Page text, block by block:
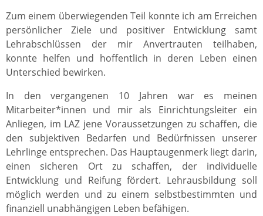
Zum einem überwiegenden Teil konnte ich am Erreichen
persönlicher Ziele und positiver Entwicklung samt
Lehrabschlüssen der mir Anvertrauten teilhaben,
konnte helfen und hoffentlich in deren Leben einen
Unterschied bewirken.
In den vergangenen 10 Jahren war es meinen
Mitarbeiter*innen und mir als Einrichtungsleiter ein
Anliegen, im LAZ jene Voraussetzungen zu schaffen, die
den subjektiven Bedarfen und Bedürfnissen unserer
Lehrlinge entsprechen. Das Hauptaugenmerk liegt darin,
einen sicheren Ort zu schaffen, der individuelle
Entwicklung und Reifung fördert. Lehrausbildung soll
möglich werden und zu einem selbstbestimmten und
finanziell unabhängigen Leben befähigen.